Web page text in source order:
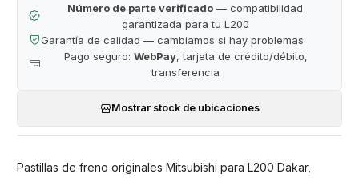
Número de parte verificado — compatibilidad
garantizada para tu L200
Garantía de calidad — cambiamos si hay problemas
Pago seguro: WebPay, tarjeta de crédito/débito,
transferencia
Mostrar stock de ubicaciones
Pastillas de freno originales Mitsubishi para L200 Dakar,